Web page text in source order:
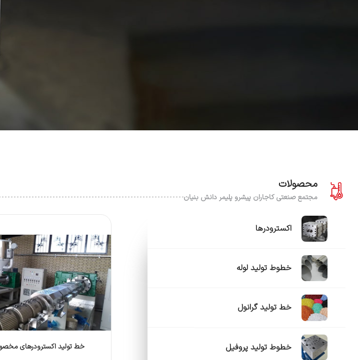
محصولات
مجتمع صنعتی کاجاران پیشرو پلیمر دانش بنیان
اکسترودرها
خطوط تولید لوله
خط تولید گرانول
خطوط تولید پروفیل خط تولید اکسترودرهای